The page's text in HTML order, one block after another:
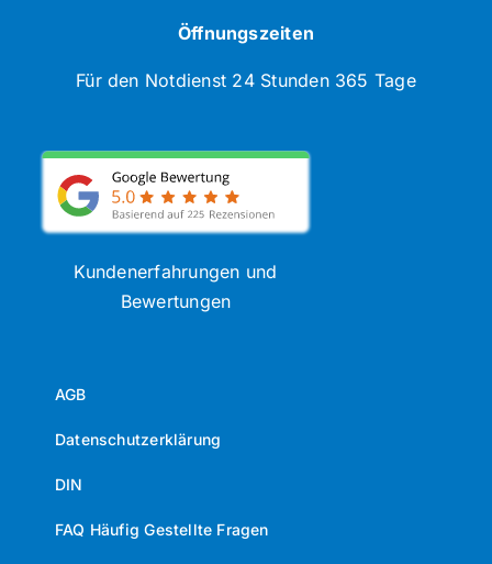
Öffnungszeiten
Für den Notdienst 24 Stunden 365 Tage
Kundenerfahrungen und
Bewertungen
AGB
Datenschutzerklärung
DIN
FAQ Häufig Gestellte Fragen